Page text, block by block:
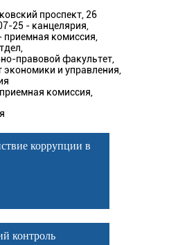
проспект, 26
25 - канцелярия,
комиссия,
правовой факультет,
и управления,
комиссия,
коррупции в
контроль